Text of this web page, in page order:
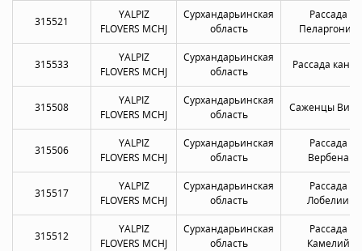
315521
YALPIZ
FLOVERS MCHJ
Сурхандарьинская
область
Рассада
Пеларгонии
315533
YALPIZ
FLOVERS MCHJ
Сурхандарьинская
область
Рассада
315508
YALPIZ
FLOVERS MCHJ
Сурхандарьинская
область
Саженцы
315506
YALPIZ
FLOVERS MCHJ
Сурхандарьинская
область
Рассада
Вербена
315517
YALPIZ
FLOVERS MCHJ
Сурхандарьинская
область
Рассада
Лобелии
315512
YALPIZ
FLOVERS MCHJ
Сурхандарьинская
область
Рассада
Камелий